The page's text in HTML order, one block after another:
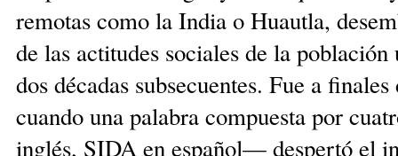
remotas como la India o Huautla,
de las actitudes sociales de la población
dos décadas subsecuentes. Fue a
cuando una palabra compuesta por
inglés, SIDA en español— despertó el